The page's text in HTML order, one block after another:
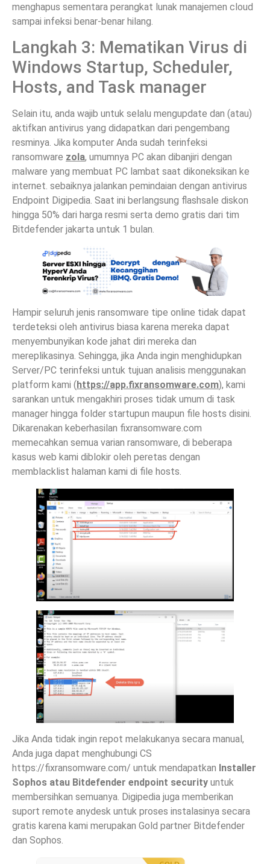
menghapus sementara perangkat lunak manajemen cloud
sampai infeksi benar-benar hilang.
Langkah 3: Mematikan Virus di
Windows Startup, Scheduler,
Hosts, and Task manager
Selain itu, anda wajib untuk selalu mengupdate dan (atau)
aktifkan antivirus yang didapatkan dari pengembang
resminya. Jika komputer Anda sudah terinfeksi
ransomware zola, umumnya PC akan dibanjiri dengan
malware yang membuat PC lambat saat dikoneksikan ke
internet. sebaiknya jalankan pemindaian dengan antivirus
Endpoint Digipedia. Saat ini berlangsung flashsale diskon
hingga 50% dari harga resmi serta demo gratis dari tim
Bitdefender jakarta untuk 1 bulan.
Hampir seluruh jenis ransomware tipe online tidak dapat
terdeteksi oleh antivirus biasa karena mereka dapat
menyembunyikan kode jahat diri mereka dan
mereplikasinya. Sehingga, jika Anda ingin menghidupkan
Server/PC terinfeksi untuk tujuan analisis menggunakan
platform kami ( https://app.fixransomware.com), kami
sarankan untuk mengakhiri proses tidak umum di task
manager hingga folder startupun maupun file hosts disini.
Dikarenakan keberhasilan fixransomware.com
memecahkan semua varian ransomware, di beberapa
kasus web kami diblokir oleh peretas dengan
memblacklist halaman kami di file hosts.
Jika Anda tidak ingin repot melakukanya secara manual,
Anda juga dapat menghubungi CS
https://fixransomware.com/ untuk mendapatkan Installer
Sophos atau Bitdefender endpoint security untuk
membersihkan semuanya. Digipedia juga memberikan
suport remote anydesk untuk proses instalasinya secara
gratis karena kami merupakan Gold partner Bitdefender
dan Sophos.